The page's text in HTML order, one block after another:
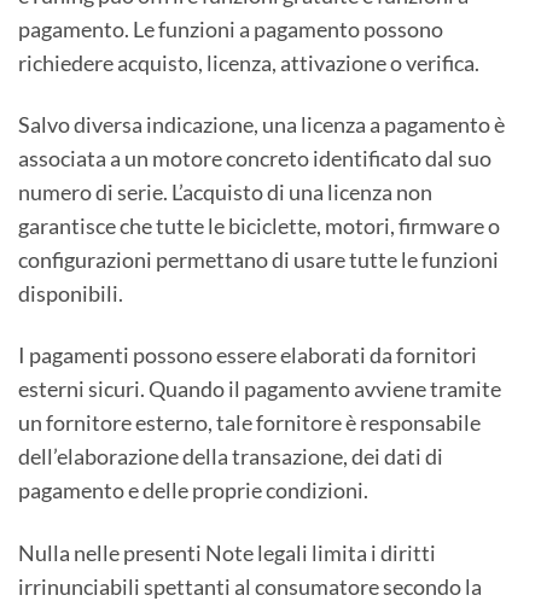
pagamento. Le funzioni a pagamento possono
richiedere acquisto, licenza, attivazione o verifica.
Salvo diversa indicazione, una licenza a pagamento è
associata a un motore concreto identificato dal suo
numero di serie. L’acquisto di una licenza non
garantisce che tutte le biciclette, motori, firmware o
configurazioni permettano di usare tutte le funzioni
disponibili.
I pagamenti possono essere elaborati da fornitori
esterni sicuri. Quando il pagamento avviene tramite
un fornitore esterno, tale fornitore è responsabile
dell’elaborazione della transazione, dei dati di
pagamento e delle proprie condizioni.
Nulla nelle presenti Note legali limita i diritti
irrinunciabili spettanti al consumatore secondo la